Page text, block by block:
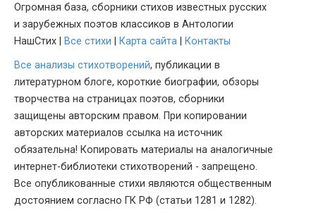
Огромная база, сборники стихов известных русских
и зарубежных поэтов классиков в Антологии
НашСтих |
Все стихи Карта сайта
Контакты
Все анализы стихотворений, публикации в
литературном блоге, короткие биографии, обзоры
творчества на страницах поэтов, сборники
защищены авторским правом. При копировании
авторских материалов ссылка на источник
обязательна! Копировать материалы на аналогичные
интернет-библиотеки стихотворений - запрещено.
Все опубликованные стихи являются общественным
достоянием согласно ГК РФ (статьи 1281 и 1282).